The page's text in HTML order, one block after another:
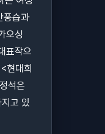
풍습과
오싱
표작으
현대희
석은
고 있